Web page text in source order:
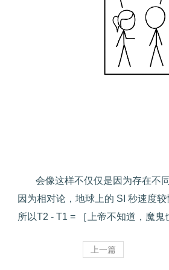
会像这样不仅仅是因为存在不
因为相对论，地球上的 SI 秒速度
所以T2 - T1 = ［上帝不知道，魔鬼
上一篇